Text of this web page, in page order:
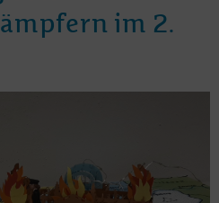
im 2.